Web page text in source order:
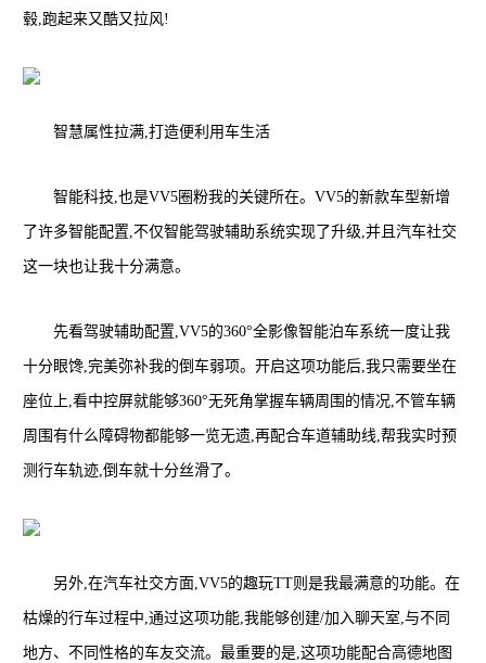
毂,跑起来又酷又拉风!
智慧属性拉满,打造便利用车生活
智能科技,也是VV5圈粉我的关键所在。VV5的新款车型新增
了许多智能配置,不仅智能驾驶辅助系统实现了升级,并且汽车社交
这一块也让我十分满意。
先看驾驶辅助配置,VV5的360°全影像智能泊车系统一度让我
十分眼馋,完美弥补我的倒车弱项。开启这项功能后,我只需要坐在
座位上,看中控屏就能够360°无死角掌握车辆周围的情况,不管车辆
周围有什么障碍物都能够一览无遗,再配合车道辅助线,帮我实时预
测行车轨迹,倒车就十分丝滑了。
另外,在汽车社交方面,VV5的趣玩TT则是我最满意的功能。在
枯燥的行车过程中,通过这项功能,我能够创建/加入聊天室,与不同
地方、不同性格的车友交流。最重要的是,这项功能配合高德地图